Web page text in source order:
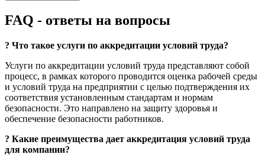
FAQ - ответы на вопросы
? Что такое услуги по аккредитации условий труда?
Услуги по аккредитации условий труда представляют собой
процесс, в рамках которого проводится оценка рабочей среды
и условий труда на предприятии с целью подтверждения их
соответствия установленным стандартам и нормам
безопасности. Это направлено на защиту здоровья и
обеспечение безопасности работников.
? Какие преимущества дает аккредитация условий труда
для компании?